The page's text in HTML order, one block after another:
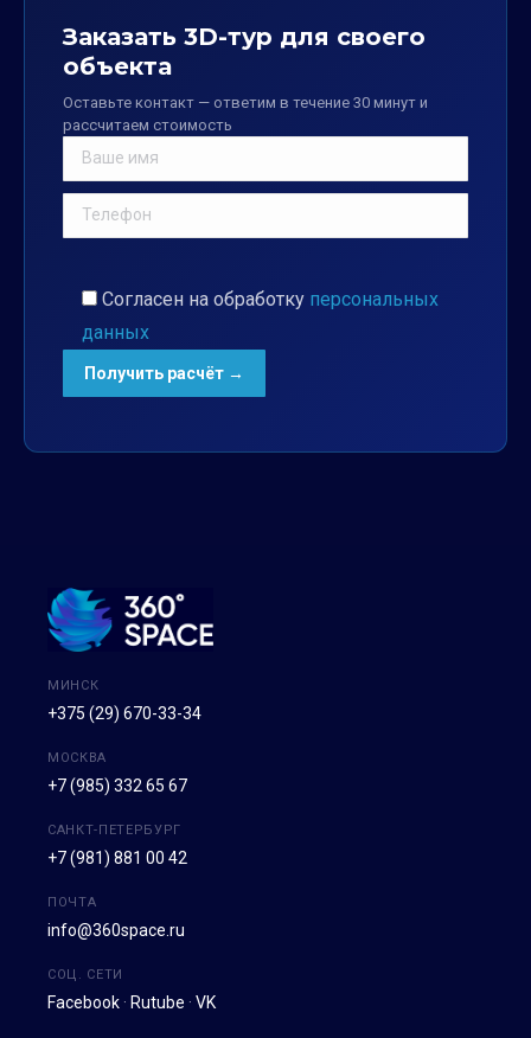
Заказать 3D-тур для своего
объекта
Оставьте контакт — ответим в течение 30 минут и
рассчитаем стоимость
Согласен на обработку персональных
данных
МИНСК
+375 (29) 670-33-34
МОСКВА
+7 (985) 332 65 67
САНКТ-ПЕТЕРБУРГ
+7 (981) 881 00 42
ПОЧТА
info@360space.ru
СОЦ. СЕТИ
Facebook · Rutube · VK